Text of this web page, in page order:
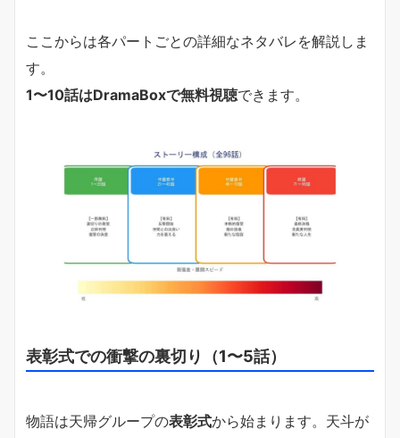
ここからは各パートごとの詳細なネタバレを解説しま
す。
1〜10話はDramaBoxで無料視聴できます。
表彰式での衝撃の裏切り（1〜5話）
物語は天帰グループの表彰式から始まります。天斗が